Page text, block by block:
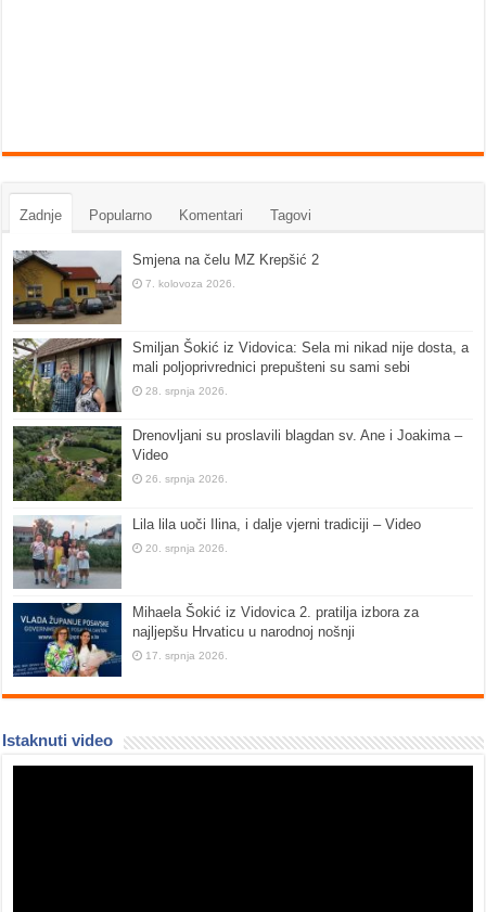
Zadnje Popularno Komentari Tagovi
Smjena na čelu MZ Krepšić 2
7. kolovoza 2026.
Smiljan Šokić iz Vidovica: Sela mi nikad nije dosta, a
mali poljoprivrednici prepušteni su sami sebi
28. srpnja 2026.
Drenovljani su proslavili blagdan sv. Ane i Joakima –
Video
26. srpnja 2026.
Lila lila uoči Ilina, i dalje vjerni tradiciji – Video
20. srpnja 2026.
Mihaela Šokić iz Vidovica 2. pratilja izbora za
najljepšu Hrvaticu u narodnoj nošnji
17. srpnja 2026.
Istaknuti video